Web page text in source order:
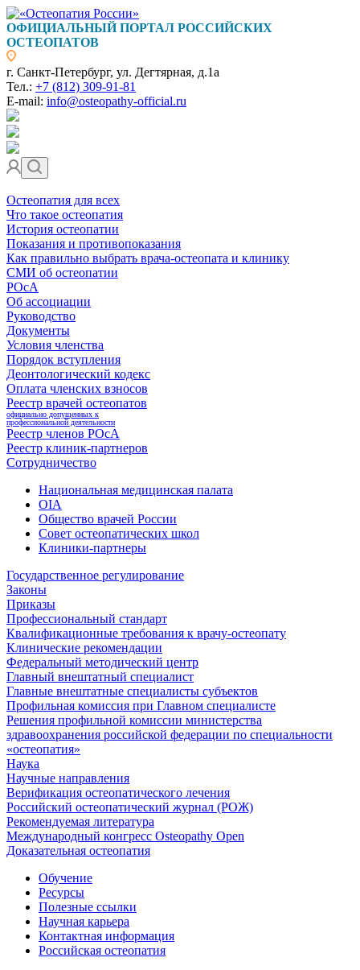
ОФИЦИАЛЬНЫЙ ПОРТАЛ РОССИЙСКИХ
ОСТЕОПАТОВ
г. Санкт-Петербург, ул. Дегтярная, д.1а
Тел.: +7 (812) 309-91-81
E-mail: info@osteopathy-official.ru
Остеопатия для всех
Что такое остеопатия
История остеопатии
Показания и противопоказания
Как правильно выбрать врача-остеопата и клинику
СМИ об остеопатии
РОсА
Об ассоциации
Руководство
Документы
Условия членства
Порядок вступления
Деонтологический кодекс
Оплата членских взносов
Реестр врачей остеопатов
официально допущенных к
профессиональной деятельности
Реестр членов РОсА
Реестр клиник-партнеров
Сотрудничество
Национальная медицинская палата
OIA
Общество врачей России
Совет остеопатических школ
Клиники-партнеры
Государственное регулирование
Законы
Приказы
Профессиональный стандарт
Квалификационные требования к врачу-остеопату
Клинические рекомендации
Федеральный методический центр
Главный внештатный специалист
Главные внештатные специалисты субъектов
Профильная комиссия при Главном специалисте
Решения профильной комиссии министерства
здравоохранения российской федерации по специальности
«остеопатия»
Наука
Научные направления
Верификация остеопатического лечения
Российский остеопатический журнал (РОЖ)
Рекомендуемая литература
Международный конгресс Osteopathy Open
Доказательная остеопатия
Обучение
Ресурсы
Полезные ссылки
Научная карьера
Контактная информация
Российская остеопатия